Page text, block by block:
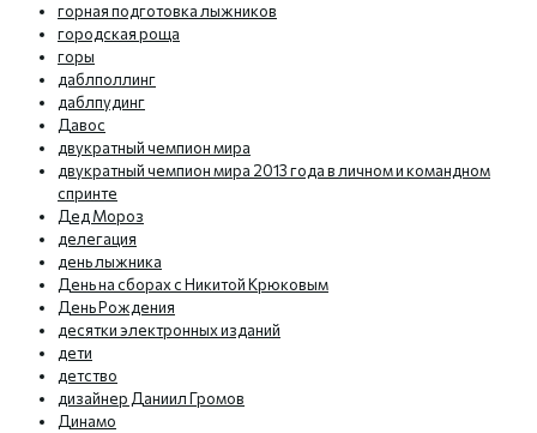
горная подготовка лыжников
городская роща
горы
даблполлинг
даблпудинг
Давос
двукратный чемпион мира
двукратный чемпион мира 2013 года в личном и командном
спринте
Дед Мороз
делегация
день лыжника
День на сборах с Никитой Крюковым
День Рождения
десятки электронных изданий
дети
детство
дизайнер Даниил Громов
Динамо